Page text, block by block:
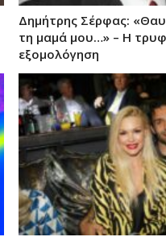
Δημήτρης Σέρφας:
τη μαμά μου…» – Η
εξομολόγηση